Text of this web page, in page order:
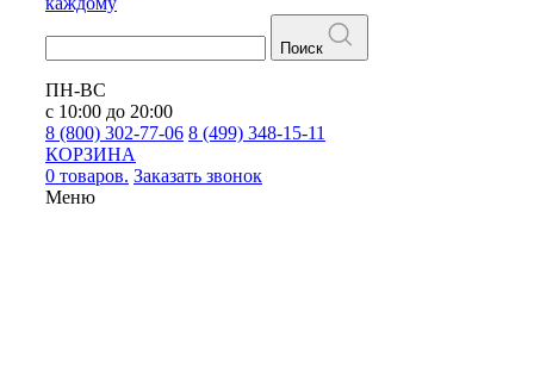
Поиск
ПН-ВС
с 10:00 до 20:00
8 (800) 302-77-06 8 (499) 348-15-11
КОРЗИНА
0 товаров. Заказать звонок
Меню